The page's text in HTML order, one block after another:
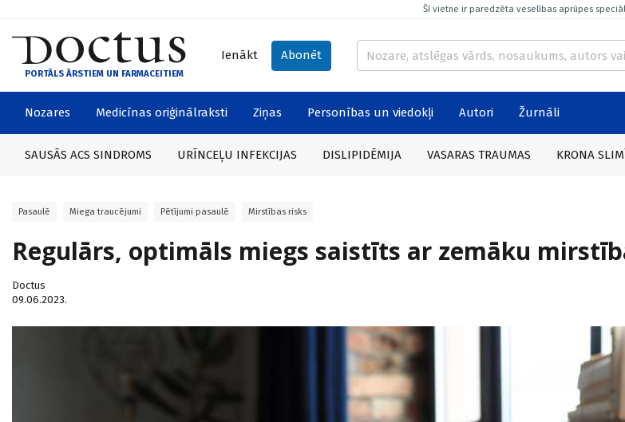
Šī vietne ir paredzēta veselības aprūpes
PORTĀLS ĀRSTIEM UN FARMACEITIEM
Ienākt Abonēt
Nozares Medicīnas oriģinālraksti Ziņas Personības un viedokļi Autori Žurnāli
SAUSĀS ACS SINDROMS URĪNCEĻU INFEKCIJAS DISLIPIDĒMIJA VASARAS TRAUMAS KRONA
Pasaulē Miega traucējumi Pētījumi pasaulē Mirstības risks
Regulārs, optimāls miegs saistīts ar zemāku
Doctus
09.06.2023.